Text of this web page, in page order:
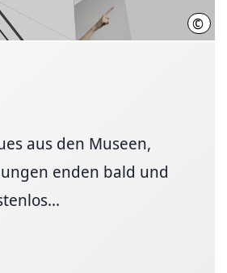
©
aus den Museen,
enden bald und